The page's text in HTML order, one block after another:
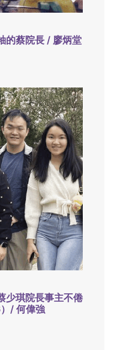
的蔡院長 / 廖炳堂
少琪院長事主不倦
/ 何偉強